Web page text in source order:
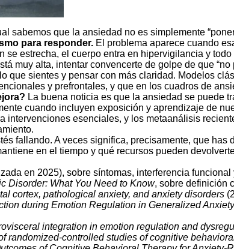
sabemos que la ansiedad no es simplemente
para responder. El problema aparece cuando
se estrecha, el cuerpo entra en hipervigilancia y
muy alta, intentar convencerte de golpe de que
que sientes y pensar con más claridad. Modelos
y prefrontales, y que en los cuadros de
La buena noticia es que la ansiedad se puede
cuando incluyen exposición y aprendizaje de
intervenciones esenciales, y los metaanálisis
fallando. A veces significa, precisamente, que
en el tiempo y qué recursos pueden
en 2025), sobre síntomas, interferencia
Disorder: What You Need to Know, sobre definición
cortex, pathological anxiety, and anxiety disorders
during Emotion Regulation in Generalized
integration in emotion regulation and
randomized-controlled studies of cognitive